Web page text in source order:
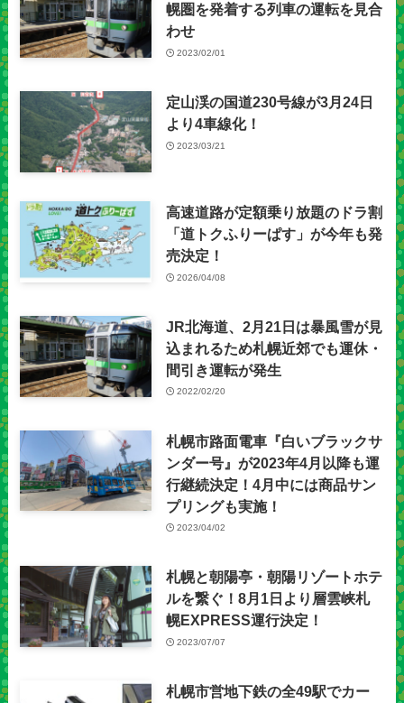
幌圏を発着する列車の運転を見合
わせ
2023/02/01
定山渓の国道230号線が3月24日
より4車線化！
2023/03/21
高速道路が定額乗り放題のドラ割
「道トクふりーぱす」が今年も発
売決定！
2026/04/08
JR北海道、2月21日は暴風雪が見
込まれるため札幌近郊でも運休・
間引き運転が発生
2022/02/20
札幌市路面電車『白いブラックサ
ンダー号』が2023年4月以降も運
行継続決定！4月中には商品サン
プリングも実施！
2023/04/02
札幌と朝陽亭・朝陽リゾートホテ
ルを繋ぐ！8月1日より層雲峡札
幌EXPRESS運行決定！
2023/07/07
札幌市営地下鉄の全49駅でカー